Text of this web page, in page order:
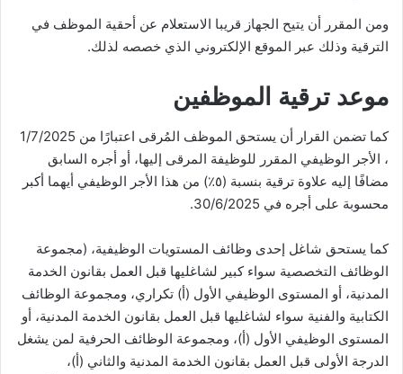
ومن المقرر أن يتيح الجهاز قريبا الاستعلام عن أحقية الموظف في
الترقية وذلك عبر الموقع الإلكتروني الذي خصصه لذلك.
موعد ترقية الموظفين
كما تضمن القرار أن يستحق الموظف المُرقى اعتبارًا من 1/7/2025
، الأجر الوظيفي المقرر للوظيفة المرقى إليها، أو أجره السابق
مضافًا إليه علاوة ترقية بنسبة (٥٪) من هذا الأجر الوظيفي أيهما أكبر
محسوبة على أجره في 30/6/2025.
كما يستحق شاغل إحدى وظائف المستويات الوظيفية، (مجموعة
الوظائف التخصصية سواء كبير لشاغليها قبل العمل بقانون الخدمة
المدنية، أو المستوى الوظيفي الأول (أ) تكراري، ومجموعة الوظائف
الكتابية والفنية سواء لشاغليها قبل العمل بقانون الخدمة المدنية، أو
المستوى الوظيفي الأول (أ)، ومجموعة الوظائف الحرفية لمن يشغل
الدرجة الأولى قبل العمل بقانون الخدمة المدنية والثاني (أ)،